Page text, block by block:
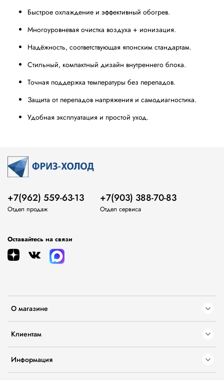
Быстрое охлаждение и эффективный обогрев.
Многоуровневая очистка воздуха + ионизация.
Надёжность, соответствующая японским стандартам.
Стильный, компактный дизайн внутреннего блока.
Точная поддержка температуры без перепадов.
Защита от перепадов напряжения и самодиагностика.
Удобная эксплуатация и простой уход.
О магазине
Клиентам
Информация
+7(962) 559-63-13
Отдел продаж
+7(903) 388-70-83
Отдел сервиса
Оставайтесь на связи